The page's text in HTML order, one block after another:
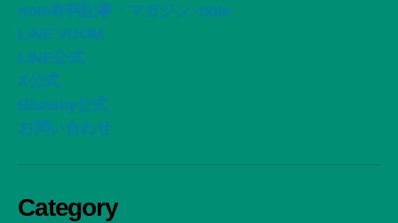
note有料記事・マガジン -note
LINE VOOM
LINE公式
X公式
Bluesky公式
お問い合わせ
Category